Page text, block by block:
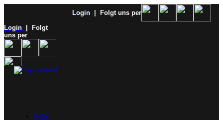
Login
| Folgt uns per
Login
| Folgt
uns per
SVW